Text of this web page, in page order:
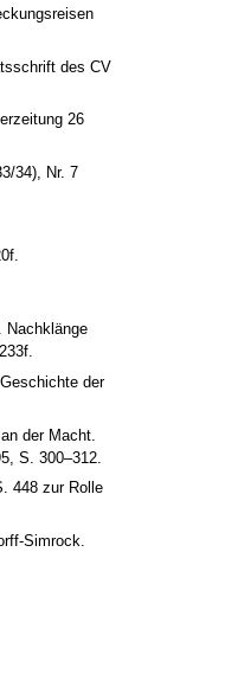
des CV
26
34), Nr. 7
Nachklänge
der
der Macht.
S. 300–312.
448 zur Rolle
Simrock.